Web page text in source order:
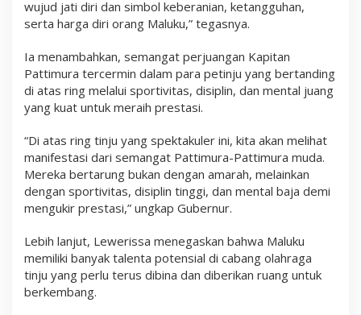
wujud jati diri dan simbol keberanian, ketangguhan,
serta harga diri orang Maluku,” tegasnya.
Ia menambahkan, semangat perjuangan Kapitan
Pattimura tercermin dalam para petinju yang bertanding
di atas ring melalui sportivitas, disiplin, dan mental juang
yang kuat untuk meraih prestasi.
“Di atas ring tinju yang spektakuler ini, kita akan melihat
manifestasi dari semangat Pattimura-Pattimura muda.
Mereka bertarung bukan dengan amarah, melainkan
dengan sportivitas, disiplin tinggi, dan mental baja demi
mengukir prestasi,” ungkap Gubernur.
Lebih lanjut, Lewerissa menegaskan bahwa Maluku
memiliki banyak talenta potensial di cabang olahraga
tinju yang perlu terus dibina dan diberikan ruang untuk
berkembang.